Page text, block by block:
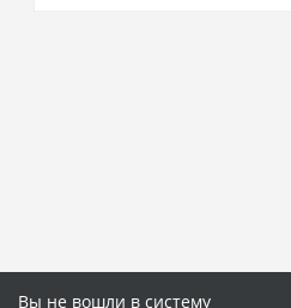
Вы не вошли в систему